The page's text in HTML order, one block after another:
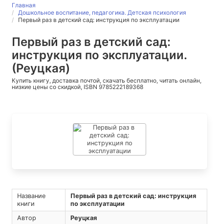
Главная
Дошкольное воспитание, педагогика. Детская психология
Первый раз в детский сад: инструкция по эксплуатации
Первый раз в детский сад:
инструкция по эксплуатации.
(Реуцкая)
Купить книгу, доставка почтой, скачать бесплатно, читать онлайн,
низкие цены со скидкой, ISBN 9785222189368
Название
книги
Первый раз в детский сад: инструкция
по эксплуатации
Автор
Реуцкая